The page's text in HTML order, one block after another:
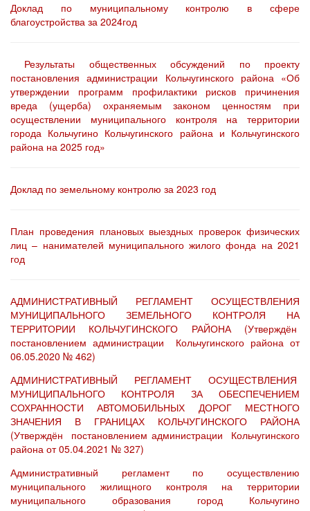
Доклад по муниципальному контролю в сфере
благоустройства за 2024год
Результаты общественных обсуждений по проекту
постановления администрации Кольчугинского района «Об
утверждении программ профилактики рисков причинения
вреда (ущерба) охраняемым законом ценностям при
осуществлении муниципального контроля на территории
города Кольчугино Кольчугинского района и Кольчугинского
района на 2025 год»
Доклад по земельному контролю за 2023 год
План проведения плановых выездных проверок физических
лиц – нанимателей муниципального жилого фонда на 2021
год
АДМИНИСТРАТИВНЫЙ РЕГЛАМЕНТ ОСУЩЕСТВЛЕНИЯ
МУНИЦИПАЛЬНОГО ЗЕМЕЛЬНОГО КОНТРОЛЯ НА
ТЕРРИТОРИИ КОЛЬЧУГИНСКОГО РАЙОНА (Утверждён
постановлением администрации Кольчугинского района от
06.05.2020 № 462)
АДМИНИСТРАТИВНЫЙ РЕГЛАМЕНТ ОСУЩЕСТВЛЕНИЯ
МУНИЦИПАЛЬНОГО КОНТРОЛЯ ЗА ОБЕСПЕЧЕНИЕМ
СОХРАННОСТИ АВТОМОБИЛЬНЫХ ДОРОГ МЕСТНОГО
ЗНАЧЕНИЯ В ГРАНИЦАХ КОЛЬЧУГИНСКОГО РАЙОНА
(Утверждён постановлением администрации Кольчугинского
района от 05.04.2021 № 327)
Административный регламент по осуществлению
муниципального жилищного контроля на территории
муниципального образования город Кольчугино